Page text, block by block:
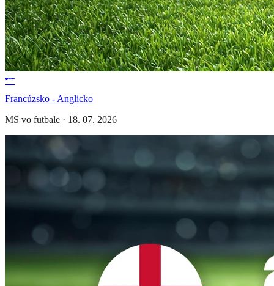
Francúzsko - Anglicko
MS vo futbale · 18. 07. 2026